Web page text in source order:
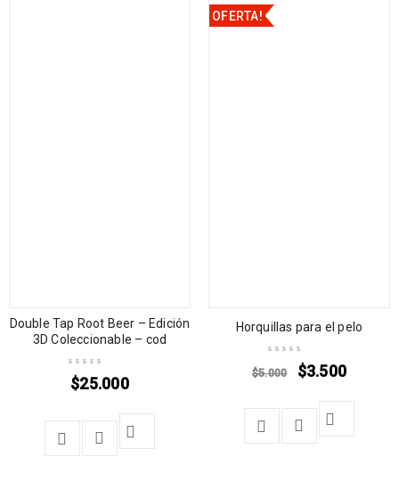
Double Tap Root Beer – Edición
3D Coleccionable – cod
$25.000
OFERTA!
Horquillas para el pelo
$5.000 $3.500